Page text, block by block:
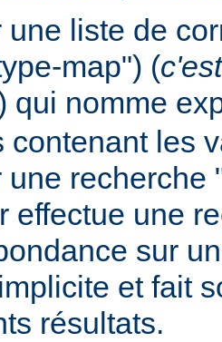
une liste de
map") (
qui nomme
contenant les
une recherche
effectue une
sur
et fait
résultats.